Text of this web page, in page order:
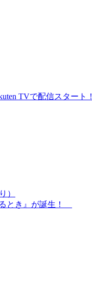
TVで配信スタート！
）
とき』が誕生！